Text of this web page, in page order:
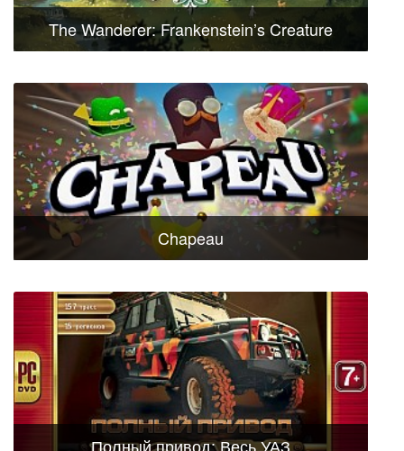
The Wanderer: Frankenstein’s Creature
Chapeau
Полный привод: Весь УАЗ